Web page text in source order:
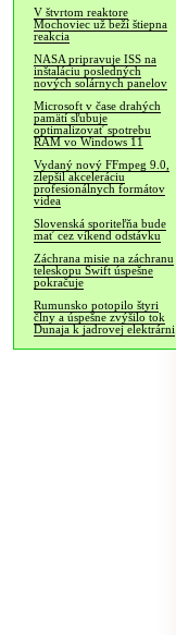
V štvrtom reaktore
Mochoviec už beží štiepna
reakcia
NASA pripravuje ISS na
inštaláciu posledných
nových solárnych panelov
Microsoft v čase drahých
pamätí sľubuje
optimalizovať spotrebu
RAM vo Windows 11
Vydaný nový FFmpeg 9.0,
zlepšil akceleráciu
profesionálnych formátov
videa
Slovenská sporiteľňa bude
mať cez víkend odstávku
Záchrana misie na záchranu
teleskopu Swift úspešne
pokračuje
Rumunsko potopilo štyri
člny a úspešne zvýšilo tok
Dunaja k jadrovej elektrárni